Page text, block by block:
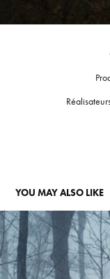
YOU MAY ALSO LIKE